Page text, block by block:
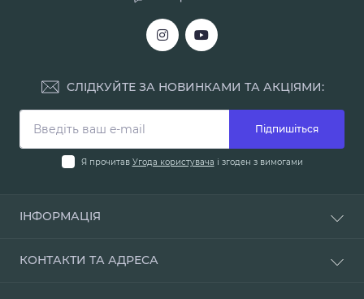
СЛІДКУЙТЕ ЗА НОВИНКАМИ ТА АКЦІЯМИ:
Підпишіться
Я прочитав Угода користувача і згоден з вимогами
ІНФОРМАЦІЯ
Про нас
КОНТАКТИ ТА АДРЕСА